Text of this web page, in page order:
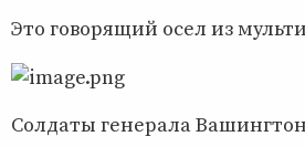
Это говорящий осел из
Солдаты генерала